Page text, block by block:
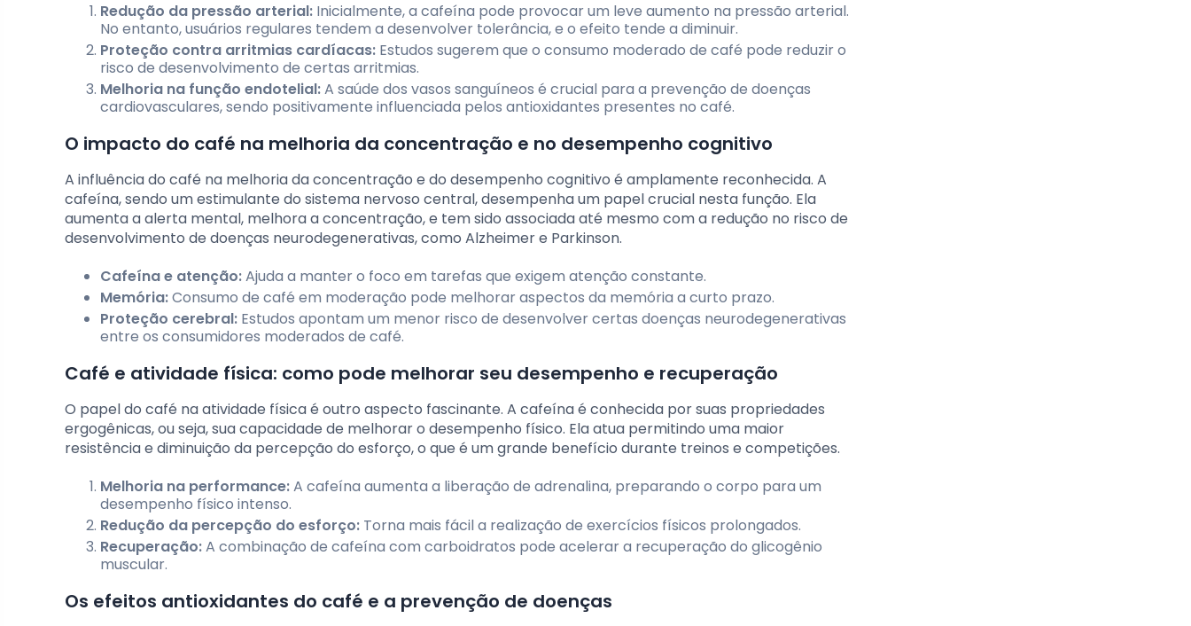
Redução da pressão arterial: Inicialmente, a cafeína pode provocar um leve aumento na pressão arterial.
No entanto, usuários regulares tendem a desenvolver tolerância, e o efeito tende a diminuir.
Proteção contra arritmias cardíacas: Estudos sugerem que o consumo moderado de café pode reduzir o
risco de desenvolvimento de certas arritmias.
Melhoria na função endotelial:A saúde dos vasos sanguíneos é crucial para a prevenção de doenças
cardiovasculares, sendo positivamente influenciada pelos antioxidantes presentes no café.
O impacto do café na melhoria da concentração e no desempenho cognitivo
A influência do café na melhoria da concentração e do desempenho cognitivo é amplamente reconhecida. A
cafeína, sendo um estimulante do sistema nervoso central, desempenha um papel crucial nesta função. Ela
aumenta a alerta mental, melhora a concentração, e tem sido associada até mesmo com a redução no risco de
desenvolvimento de doenças neurodegenerativas, como Alzheimer e Parkinson.
Cafeína e atenção:Ajuda a manter o foco em tarefas que exigem atenção constante.
Memória:Consumo de café em moderação pode melhorar aspectos da memória a curto prazo.
Proteção cerebral: Estudos apontam um menor risco de desenvolver certas doenças neurodegenerativas
entre os consumidores moderados de café.
Café e atividade física: como pode melhorar seu desempenho e recuperação
O papel do café na atividade física é outro aspecto fascinante. A cafeína é conhecida por suas propriedades
ergogênicas, ou seja, sua capacidade de melhorar o desempenho físico. Ela atua permitindo uma maior
resistência e diminuição da percepção do esforço, o que é um grande benefício durante treinos e competições.
Melhoria na performance:A cafeína aumenta a liberação de adrenalina, preparando o corpo para um
desempenho físico intenso.
Redução da percepção do esforço: Torna mais fácil a realização de exercícios físicos prolongados.
Recuperação:A combinação de cafeína com carboidratos pode acelerar a recuperação do glicogênio
muscular.
Os efeitos antioxidantes do café e a prevenção de doenças